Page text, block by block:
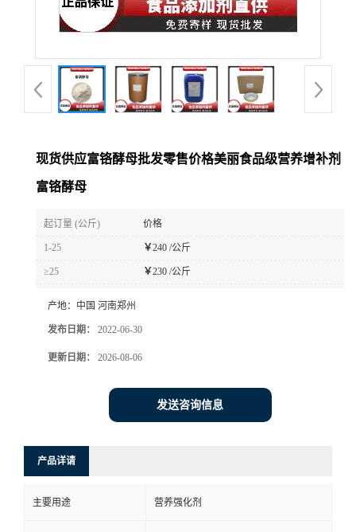
现货供应富铬酵母批发零售价格美丽食品级营养增补剂
富铬酵母
起订量 (公斤) 价格
1-25 ￥240 /公斤
≥25 ￥230 /公斤
产地： 中国 河南郑州
发布日期： 2022-06-30
更新日期： 2026-08-06
发送咨询信息
产品详请
主要用途 营养强化剂